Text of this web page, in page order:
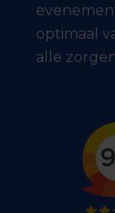
optimaal
alle